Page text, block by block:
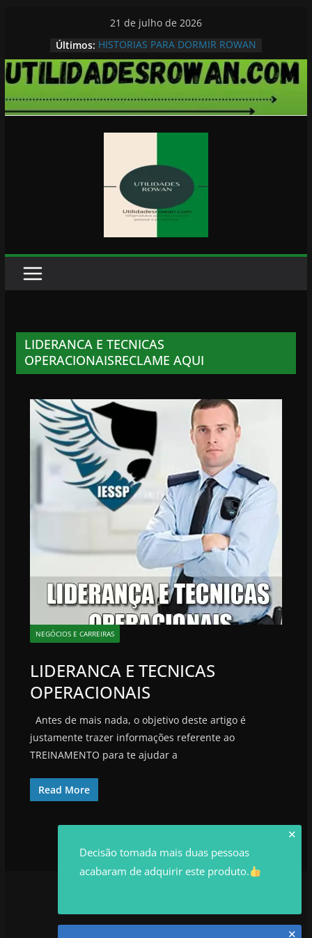
conteúdo
21 de julho de 2026
Últimos: HISTORIAS PARA DORMIR ROWAN
LIDERANCA E TECNICAS
OPERACIONAISRECLAME AQUI
NEGÓCIOS E CARREIRAS
LIDERANCA E TECNICAS
OPERACIONAIS
Antes de mais nada, o objetivo deste artigo é
justamente trazer informações referente ao
TREINAMENTO para te ajudar a
Read More
✕
Decisão tomada mais duas pessoas
acabaram de adquirir este produto.
✕